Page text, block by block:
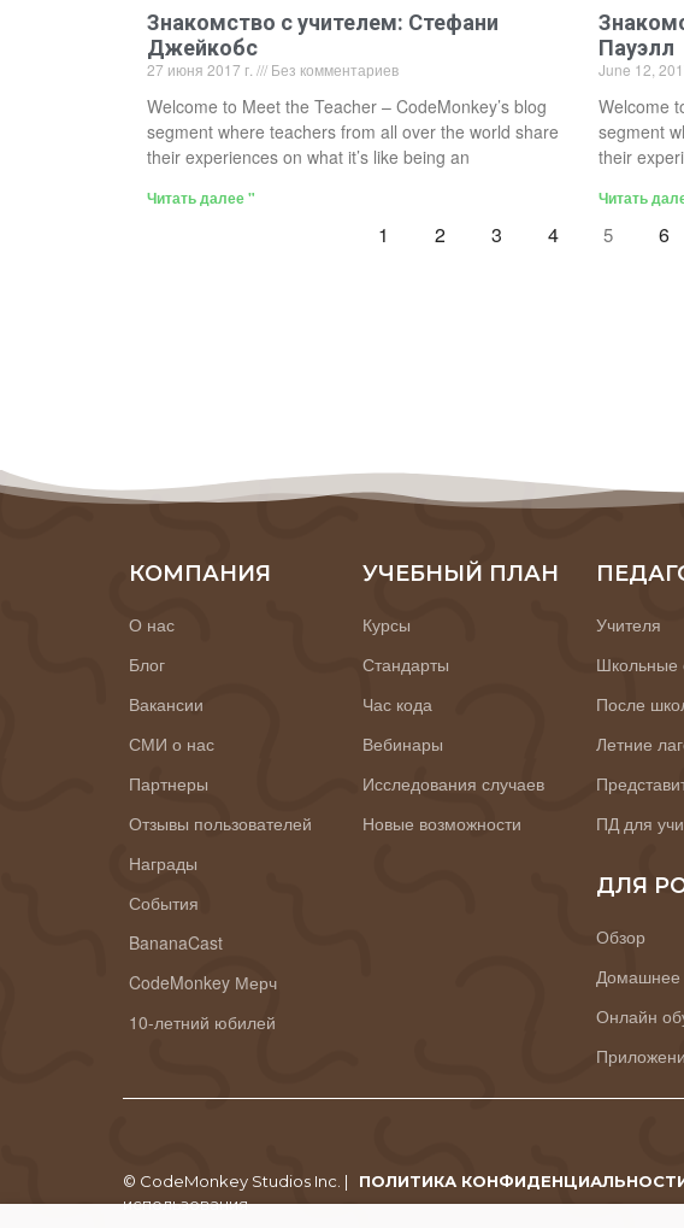
Знакомство с учителем: Стефани
Джейкобс
27 июня 2017 г. Без комментариев
Welcome to Meet the Teacher – CodeMonkey’s blog
segment where teachers from all over the world share
their experiences on what it’s like being an
Читать далее "
Пауэлл
June 12,
Welcome
segment
their
Читать
1 2 3 4 5 6
КОМПАНИЯ
О нас
Блог
Вакансии
СМИ о нас
Партнеры
Отзывы пользователей
Награды
События
BananaCast
CodeMonkey Мерч
10-летний юбилей
УЧЕБНЫЙ ПЛАН
Курсы
Стандарты
Час кода
Вебинары
Исследования случаев
Новые возможности
Учителя
Школьные
После
Летние
ПД для
ДЛЯ
Обзор
Домашнее
Онлайн
© CodeMonkey Studios Inc. | ПОЛИТИКА
использования